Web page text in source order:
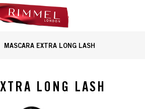
MASCARA EXTRA LONG LASH
LONG LASH
Long Lash en teinte Extreme